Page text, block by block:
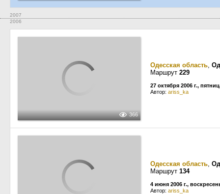
2007
2006
366
Одесская область,
Маршрут 229
27 октября 2006 г.,
Автор: ariss_ka
Одесская область,
Маршрут 134
4 июня 2006 г.,
Автор: ariss_ka